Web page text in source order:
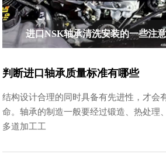
进口NSK轴承清洗安装的一些注
判断进口轴承质量标准有哪些
结构设计合理的同时具备有先进性，才会
命。轴承的制造一般要经过锻造、热处理
多道加工工